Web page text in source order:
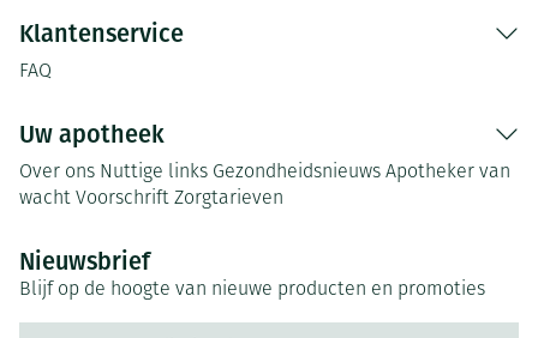
Klantenservice
FAQ
Uw apotheek
Over ons Nuttige links Gezondheidsnieuws Apotheker van
wacht Voorschrift Zorgtarieven
Nieuwsbrief
Blijf op de hoogte van nieuwe producten en promoties